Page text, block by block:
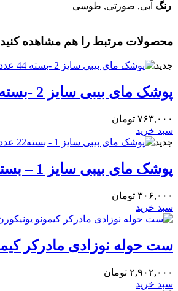
رنگ آبی, صورتی, طوسی
محصولات مرتبط را هم مشاهده کنید
جدید
پوشک مای بیبی سایز 2 -بسته 44 عددی
۷۶۳,۰۰۰ تومان
سبد خرید
جدید
پوشک مای بیبی سایز 1 – بسته22 عددی
۳۰۶,۰۰۰ تومان
سبد خرید
۲,۹۰۲,۰۰۰ تومان
سبد خرید